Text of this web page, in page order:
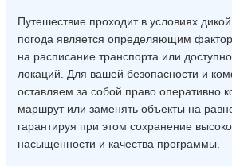
Путешествие проходит в условиях
погода является определяющим
на расписание транспорта или
локаций. Для вашей безопасности и
оставляем за собой право оперативно
маршрут или заменять объекты на
гарантируя при этом сохранение
насыщенности и качества программы.